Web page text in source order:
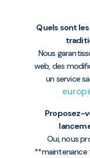
Quels sont
Nous
web, des
un service
Proposez-
Oui, nous